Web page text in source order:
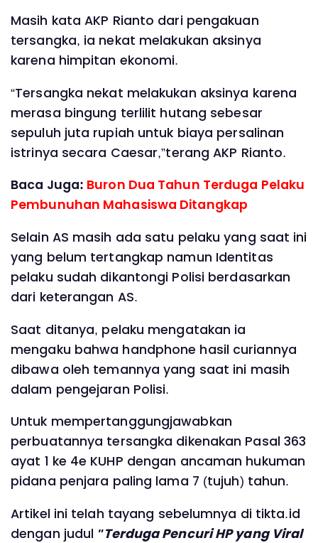
Masih kata AKP Rianto dari pengakuan
tersangka, ia nekat melakukan aksinya
karena himpitan ekonomi.
“Tersangka nekat melakukan aksinya karena
merasa bingung terlilit hutang sebesar
sepuluh juta rupiah untuk biaya persalinan
istrinya secara Caesar,”terang AKP Rianto.
Baca Juga: Buron Dua Tahun Terduga Pelaku
Pembunuhan Mahasiswa Ditangkap
Selain AS masih ada satu pelaku yang saat ini
yang belum tertangkap namun Identitas
pelaku sudah dikantongi Polisi berdasarkan
dari keterangan AS.
Saat ditanya, pelaku mengatakan ia
mengaku bahwa handphone hasil curiannya
dibawa oleh temannya yang saat ini masih
dalam pengejaran Polisi.
Untuk mempertanggungjawabkan
perbuatannya tersangka dikenakan Pasal 363
ayat 1 ke 4e KUHP dengan ancaman hukuman
pidana penjara paling lama 7 (tujuh) tahun.
Artikel ini telah tayang sebelumnya di tikta.id
dengan judul "Terduga Pencuri HP yang Viral